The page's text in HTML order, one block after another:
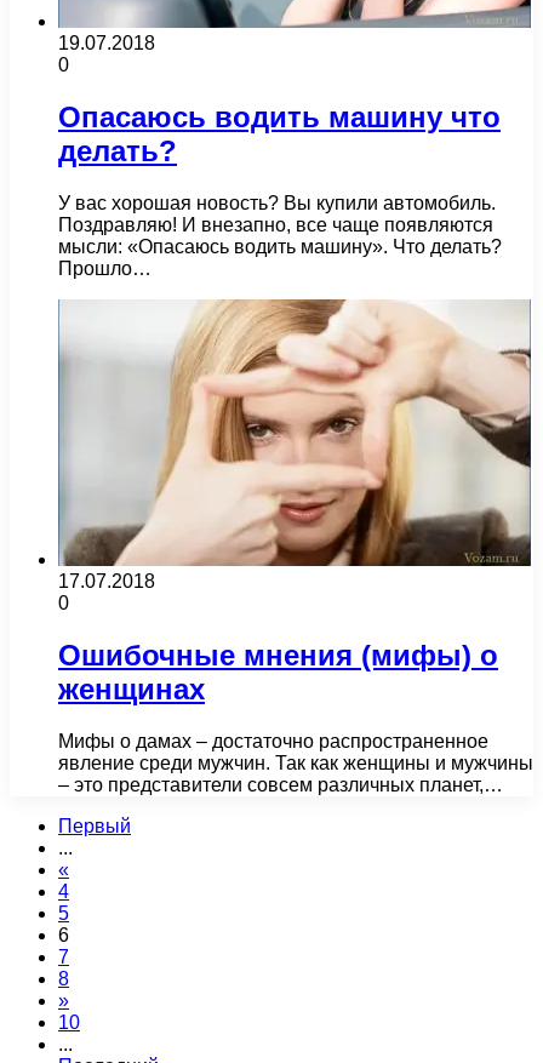
19.07.2018
0
Опасаюсь водить машину что
делать?
У вас хорошая новость? Вы купили автомобиль.
Поздравляю! И внезапно, все чаще появляются
мысли: «Опасаюсь водить машину». Что делать?
Прошло…
17.07.2018
0
Ошибочные мнения (мифы) о
женщинах
Мифы о дамах – достаточно распространенное
явление среди мужчин. Так как женщины и мужчины
– это представители совсем различных планет,…
Первый
...
«
4
5
6
7
8
»
10
...